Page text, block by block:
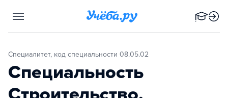
Специалитет, код специальности 08.05.02
Специальность